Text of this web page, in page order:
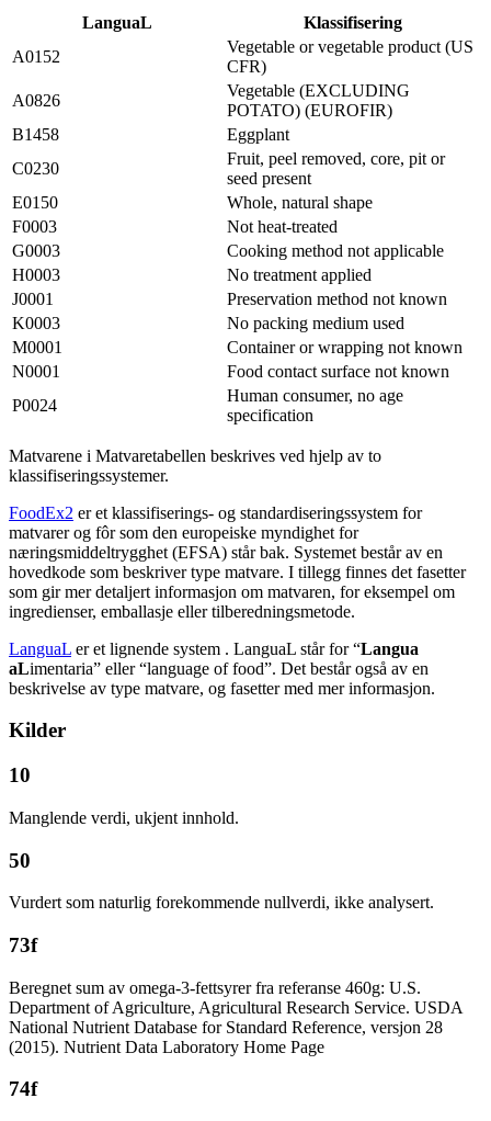
LanguaL
Klassifisering
A0152
Vegetable or vegetable product (US
CFR)
A0826
Vegetable (EXCLUDING
POTATO) (EUROFIR)
B1458
Eggplant
C0230
Fruit, peel removed, core, pit or
seed present
E0150
Whole, natural shape
F0003
Not heat-treated
G0003
Cooking method not applicable
H0003
No treatment applied
J0001
Preservation method not known
K0003
No packing medium used
M0001
Container or wrapping not known
N0001
Food contact surface not known
P0024
Human consumer, no age
specification
Matvarene i Matvaretabellen beskrives ved hjelp av to
klassifiseringssystemer.
FoodEx2 er et klassifiserings- og standardiseringssystem for
matvarer og fôr som den europeiske myndighet for
næringsmiddeltrygghet (EFSA) står bak. Systemet består av en
hovedkode som beskriver type matvare. I tillegg finnes det fasetter
som gir mer detaljert informasjon om matvaren, for eksempel om
ingredienser, emballasje eller tilberedningsmetode.
LanguaL er et lignende system . LanguaL står for “Langua
aLimentaria” eller “language of food”. Det består også av en
beskrivelse av type matvare, og fasetter med mer informasjon.
Kilder
10
Manglende verdi, ukjent innhold.
50
Vurdert som naturlig forekommende nullverdi, ikke analysert.
73f
Beregnet sum av omega-3-fettsyrer fra referanse 460g: U.S.
Department of Agriculture, Agricultural Research Service. USDA
National Nutrient Database for Standard Reference, versjon 28
(2015). Nutrient Data Laboratory Home Page
74f